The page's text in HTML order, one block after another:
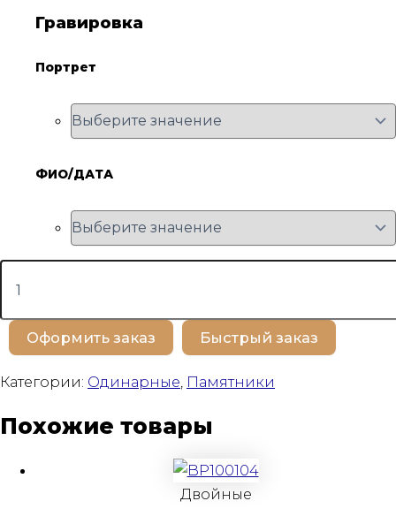
Гравировка
Портрет
ФИО/ДАТА
Количество
товара
Оформить заказ Быстрый заказ
Категории: Одинарные Памятники
Похожие товары
Двойные